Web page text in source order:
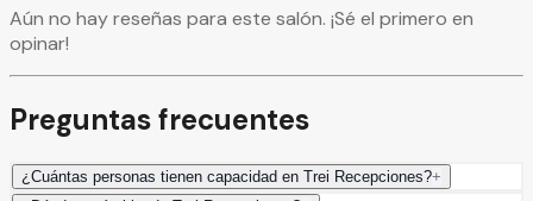
Aún no hay reseñas para este salón. ¡Sé el primero en
opinar!
Preguntas frecuentes
¿Cuántas personas tienen capacidad en Trei Recepciones?+